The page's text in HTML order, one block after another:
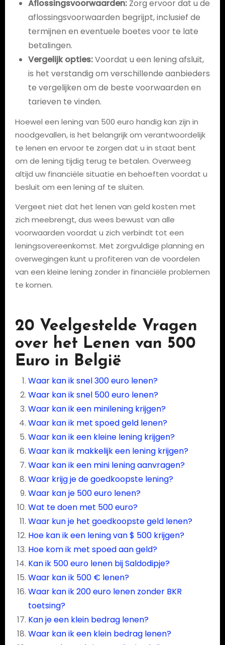
Aflossingsvoorwaarden:Zorg ervoor dat u de
aflossingsvoorwaarden begrijpt, inclusief de
termijnen en eventuele boetes voor te late
betalingen.
Vergelijk opties:Voordat u een lening afsluit,
is het verstandig om verschillende aanbieders
te vergelijken om de beste voorwaarden en
tarieven te vinden.
Hoewel een lening van 500 euro handig kan zijn in
noodgevallen, is het belangrijk om verantwoordelijk
te lenen en ervoor te zorgen dat u in staat bent
om de lening tijdig terug te betalen. Overweeg
altijd uw financiële situatie en behoeften voordat u
besluit om een lening af te sluiten.
Vergeet niet dat het lenen van geld kosten met
zich meebrengt, dus wees bewust van alle
voorwaarden voordat u zich verbindt tot een
leningsovereenkomst. Met zorgvuldige planning en
overwegingen kunt u profiteren van de voordelen
van een kleine lening zonder in financiële problemen
te komen.
20 Veelgestelde Vragen
over het Lenen van 500
Euro in België
Waar kan ik snel 300 euro lenen?
Waar kan ik snel 500 euro lenen?
Waar kan ik een minilening krijgen?
Waar kan ik met spoed geld lenen?
Waar kan ik een kleine lening krijgen?
Waar kan ik makkelijk een lening krijgen?
Waar kan ik een mini lening aanvragen?
Waar krijg je de goedkoopste lening?
Waar kan je 500 euro lenen?
Wat te doen met 500 euro?
Waar kun je het goedkoopste geld lenen?
Hoe kan ik een lening van $ 500 krijgen?
Hoe kom ik met spoed aan geld?
Kan ik 500 euro lenen bij Saldodipje?
Waar kan ik 500 € lenen?
Waar kan ik 200 euro lenen zonder BKR
toetsing?
Kan je een klein bedrag lenen?
Waar kan ik een klein bedrag lenen?